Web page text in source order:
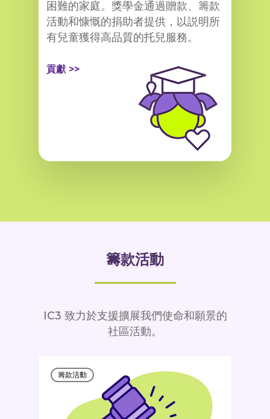
困難的家庭。獎學金通過贈款、籌款
活動和慷慨的捐助者提供，以説明所
有兒童獲得高品質的托兒服務。
貢獻 >>
籌款活動
IC3 致力於支援擴展我們使命和願景的
社區活動。
籌款活動